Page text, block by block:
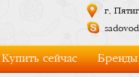
г.
Купить сейчас Бренды